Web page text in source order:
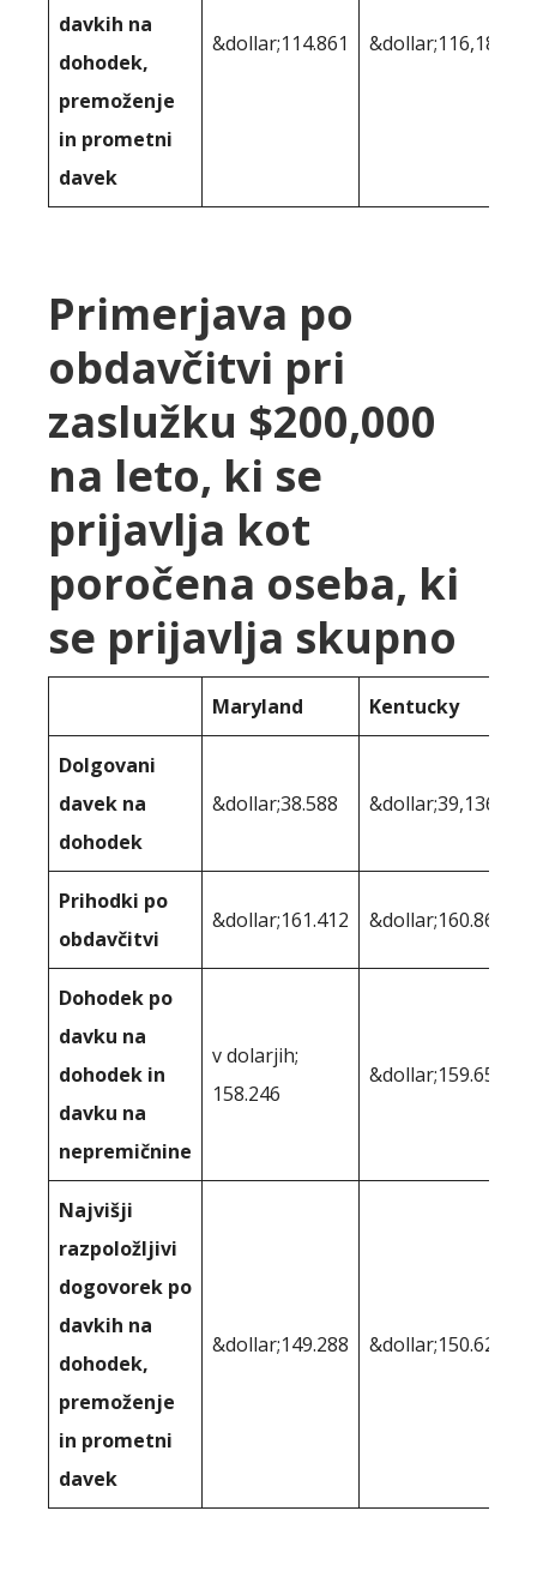
davkih na
dohodek,
premoženje
in prometni
davek
&dollar;114.861 &dollar;116,187
Primerjava po
obdavčitvi pri
zaslužku $200,000
na leto, ki se
prijavlja kot
poročena oseba, ki
se prijavlja skupno
Maryland Kentucky
Dolgovani
davek na
dohodek
&dollar;38.588 &dollar;39,136
Prihodki po
obdavčitvi
&dollar;161.412 &dollar;160.864
Dohodek po
davku na
dohodek in
davku na
nepremičnine
v dolarjih;
158.246
&dollar;159.658
Najvišji
razpoložljivi
dogovorek po
davkih na
dohodek,
premoženje
in prometni
davek
&dollar;149.288 &dollar;150.621